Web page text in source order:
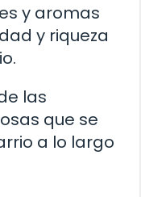
y aromas
y riqueza
las
que se
a lo largo